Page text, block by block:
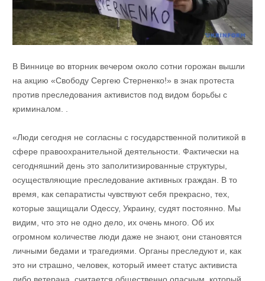
В Виннице во вторник вечером около сотни горожан вышли
на акцию «Свободу Сергею Стерненко!» в знак протеста
против преследования активистов под видом борьбы с
криминалом. .
«Люди сегодня не согласны с государственной политикой в ​​
сфере правоохранительной деятельности. Фактически на
сегодняшний день это заполитизированные структуры,
осуществляющие преследование активных граждан. В то
время, как сепаратисты чувствуют себя прекрасно, тех,
которые защищали Одессу, Украину, судят постоянно. Мы
видим, что это не одно дело, их очень много. Об их
огромном количестве люди даже не знают, они становятся
личными бедами и трагедиями. Органы преследуют и, как
это ни страшно, человек, который имеет статус активиста